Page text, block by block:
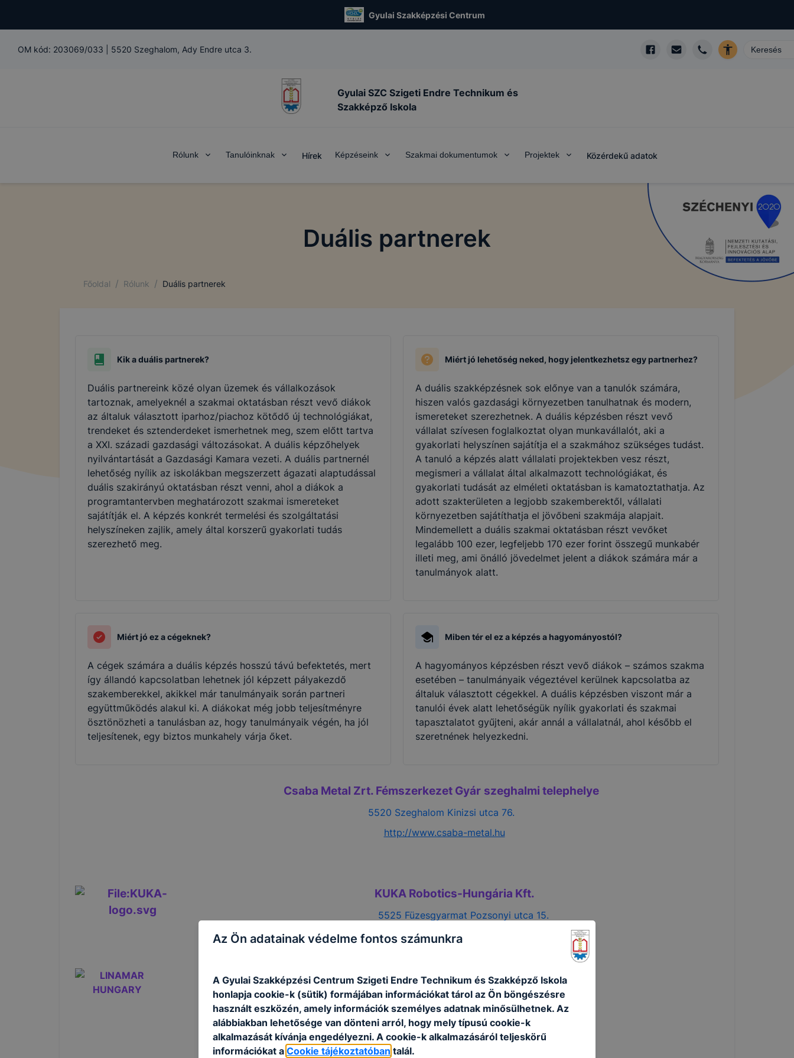
Gyulai Szakképzési Centrum
OM kód: 203069/033 5520 Szeghalom, Ady Endre utca 3.
Gyulai SZC Szigeti Endre Technikum és
Szakképző Iskola
Rólunk Tanulóinknak Hírek Képzéseink Szakmai dokumentumok Projektek Közérdekű adatok
Duális partnerek
Főoldal / Rólunk / Duális partnerek
Kik a duális partnerek?
Duális partnereink közé olyan üzemek és vállalkozások
tartoznak, amelyeknél a szakmai oktatásban részt vevő diákok
az általuk választott iparhoz/piachoz kötődő új technológiákat,
trendeket és sztenderdeket ismerhetnek meg, szem előtt tartva
a XXI. századi gazdasági változásokat. A duális képzőhelyek
nyilvántartását a Gazdasági Kamara vezeti. A duális partnernél
lehetőség nyílik az iskolákban megszerzett ágazati alaptudással
duális szakirányú oktatásban részt venni, ahol a diákok a
programtantervben meghatározott szakmai ismereteket
sajátítják el. A képzés konkrét termelési és szolgáltatási
helyszíneken zajlik, amely által korszerű gyakorlati tudás
szerezhető meg.
Miért jó lehetőség neked, hogy jelentkezhetsz egy partnerhez?
A duális szakképzésnek sok előnye van a tanulók számára,
hiszen valós gazdasági környezetben tanulhatnak és modern,
ismereteket szerezhetnek. A duális képzésben részt vevő
vállalat szívesen foglalkoztat olyan munkavállalót, aki a
gyakorlati helyszínen sajátítja el a szakmához szükséges tudást.
A tanuló a képzés alatt vállalati projektekben vesz részt,
megismeri a vállalat által alkalmazott technológiákat, és
gyakorlati tudását az elméleti oktatásban is kamatoztathatja. Az
adott szakterületen a legjobb szakemberektől, vállalati
környezetben sajátíthatja el jövőbeni szakmája alapjait.
Mindemellett a duális szakmai oktatásban részt vevőket
legalább 100 ezer, legfeljebb 170 ezer forint összegű munkabér
illeti meg, ami önálló jövedelmet jelent a diákok számára már a
tanulmányok alatt.
Miért jó ez a cégeknek?
A cégek számára a duális képzés hosszú távú befektetés, mert
így állandó kapcsolatban lehetnek jól képzett pályakezdő
szakemberekkel, akikkel már tanulmányaik során partneri
együttműködés alakul ki. A diákokat még jobb teljesítményre
ösztönözheti a tanulásban az, hogy tanulmányaik végén, ha jól
teljesítenek, egy biztos munkahely várja őket.
Miben tér el ez a képzés a hagyományostól?
A hagyományos képzésben részt vevő diákok – számos szakma
esetében – tanulmányaik végeztével kerülnek kapcsolatba az
általuk választott cégekkel. A duális képzésben viszont már a
tanulói évek alatt lehetőségük nyílik gyakorlati és szakmai
tapasztalatot gyűjteni, akár annál a vállalatnál, ahol később el
szeretnének helyezkedni.
Csaba Metal Zrt. Fémszerkezet Gyár szeghalmi telephelye
5520 Szeghalom Kinizsi utca 76.
http://www.csaba-metal.hu
KUKA Robotics-Hungária Kft.
5525 Füzesgyarmat Pozsonyi utca 15.
https://www.kuka.com/
LINAMAR HUNGARY Zrt.
Telephelyek:
5600 Békéscsaba, Tengely utca 2.
Az Ön adatainak védelme fontos számunkra
A Gyulai Szakképzési Centrum Szigeti Endre Technikum és Szakképző Iskola
honlapja cookie-k (sütik) formájában információkat tárol az Ön böngészésre
használt eszközén, amely információk személyes adatnak minősülhetnek. Az
alábbiakban lehetősége van dönteni arról, hogy mely típusú cookie-k
alkalmazását kívánja engedélyezni. A cookie-k alkalmazásáról teljeskörű
információkat a Cookie tájékoztatóban talál.